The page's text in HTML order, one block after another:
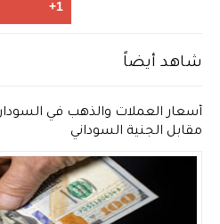
شاهد أيضاً
مقابل الجنية السوداني